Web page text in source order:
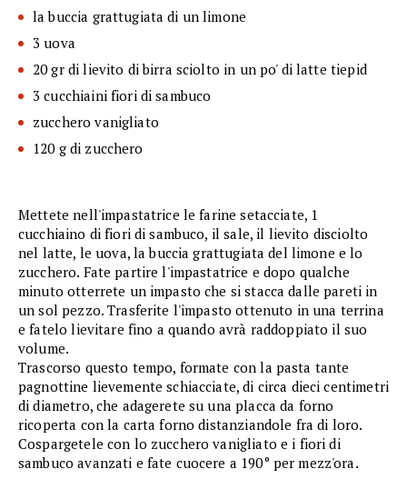
la buccia grattugiata di un limone
3 uova
20 gr di lievito di birra sciolto in un po' di latte tiepid
3 cucchiaini fiori di sambuco
zucchero vanigliato
120 g di zucchero
Mettete nell'impastatrice le farine setacciate, 1
cucchiaino di fiori di sambuco, il sale, il lievito disciolto
nel latte, le uova, la buccia grattugiata del limone e lo
zucchero. Fate partire l'impastatrice e dopo qualche
minuto otterrete un impasto che si stacca dalle pareti in
un sol pezzo. Trasferite l'impasto ottenuto in una terrina
e fatelo lievitare fino a quando avrà raddoppiato il suo
volume.
Trascorso questo tempo, formate con la pasta tante
pagnottine lievemente schiacciate, di circa dieci centimetri
di diametro, che adagerete su una placca da forno
ricoperta con la carta forno distanziandole fra di loro.
Cospargetele con lo zucchero vanigliato e i fiori di
sambuco avanzati e fate cuocere a 190° per mezz'ora.